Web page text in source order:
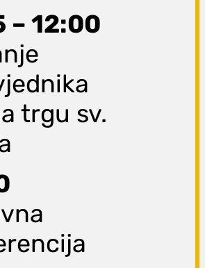
– 12:00
trgu sv.